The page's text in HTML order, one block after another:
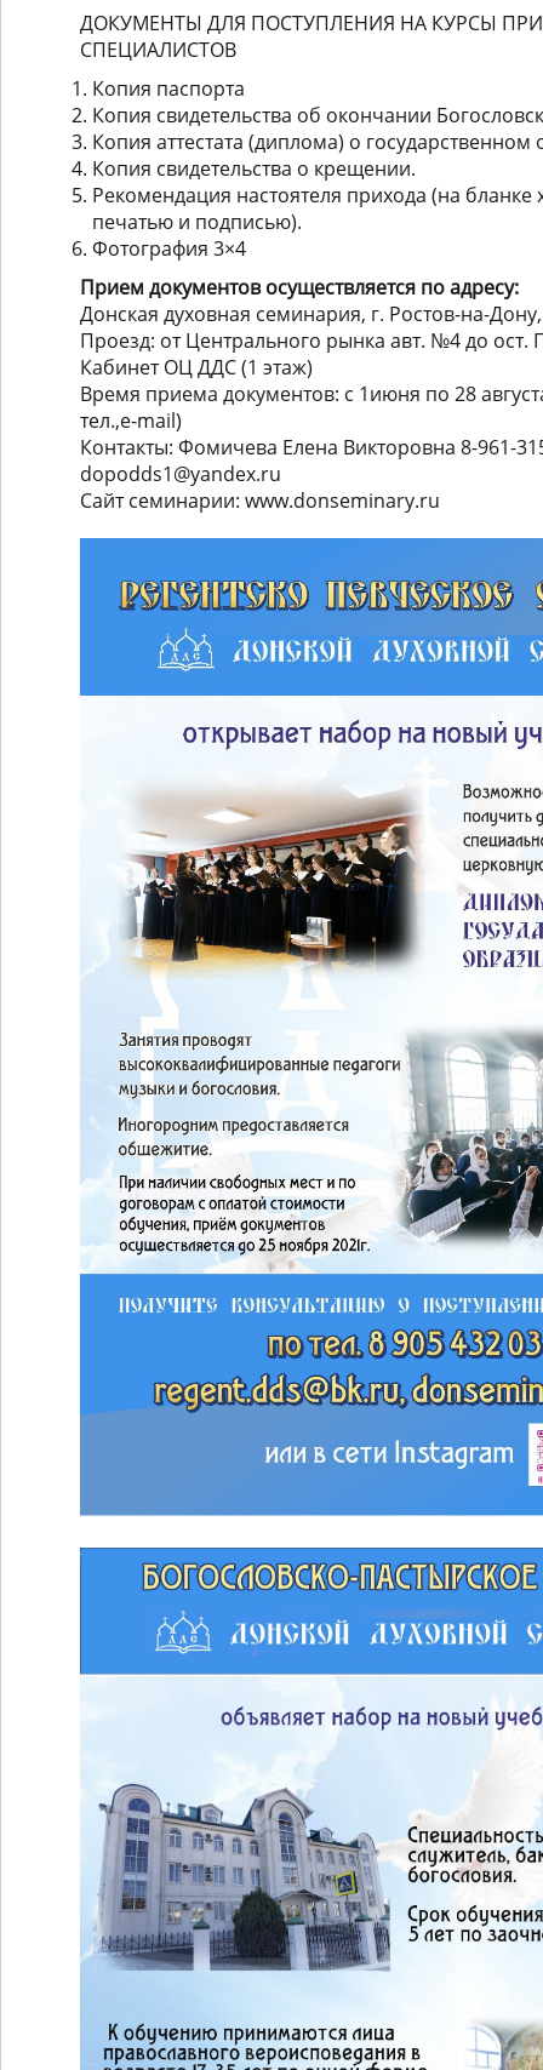
ДОКУМЕНТЫ ДЛЯ ПОСТУПЛЕНИЯ НА КУРСЫ
СПЕЦИАЛИСТОВ
Копия паспорта
Копия свидетельства об окончании
Копия аттестата (диплома) о
Копия свидетельства о крещении.
Рекомендация настоятеля прихода (на бланке
печатью и подписью).
Фотография 3×4
Прием документов осуществляется по адресу:
Донская духовная семинария, г. Ростов-на-
Проезд: от Центрального рынка авт. №4 до ост.
Кабинет ОЦ ДДС (1 этаж)
Время приема документов: с 1июня по 28
тел.,e-mail)
Контакты: Фомичева Елена Викторовна 8-961-
dopodds1@yandex.ru
Сайт семинарии: www.donseminary.ru